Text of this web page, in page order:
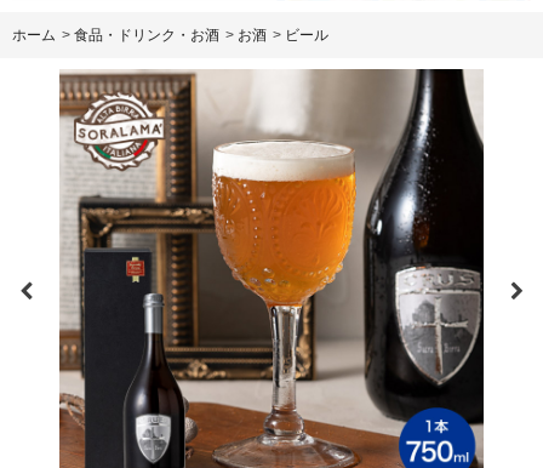
ホーム > 食品・ドリンク・お酒 > お酒 > ビール